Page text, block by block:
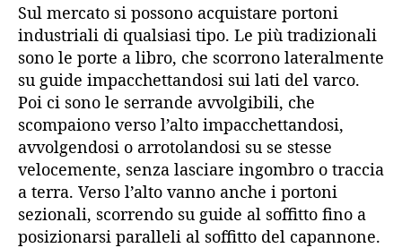
Sul mercato si possono acquistare portoni
industriali di qualsiasi tipo. Le più tradizionali
sono le porte a libro, che scorrono lateralmente
su guide impacchettandosi sui lati del varco.
Poi ci sono le serrande avvolgibili, che
scompaiono verso l’alto impacchettandosi,
avvolgendosi o arrotolandosi su se stesse
velocemente, senza lasciare ingombro o traccia
a terra. Verso l’alto vanno anche i portoni
sezionali, scorrendo su guide al soffitto fino a
posizionarsi paralleli al soffitto del capannone.